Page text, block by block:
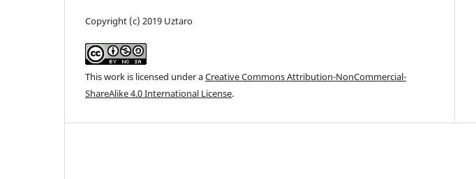
Copyright (c) 2019 Uztaro
This work is licensed under aCreative Commons Attribution-NonCommercial-
ShareAlike 4.0 International License.